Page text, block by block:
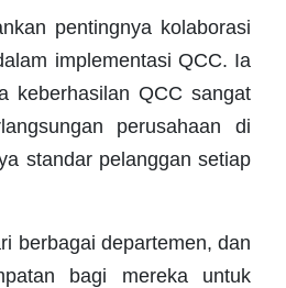
pentingnya kolaborasi
implementasi QCC. Ia
keberhasilan QCC sangat
perusahaan di
standar pelanggan setiap
berbagai departemen, dan
bagi mereka untuk